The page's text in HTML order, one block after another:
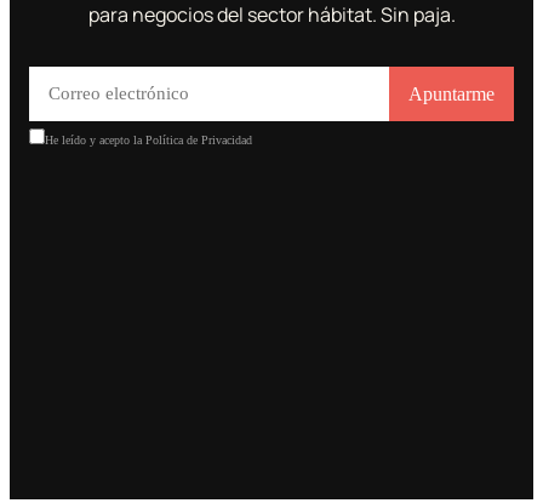
para negocios del sector hábitat. Sin paja.